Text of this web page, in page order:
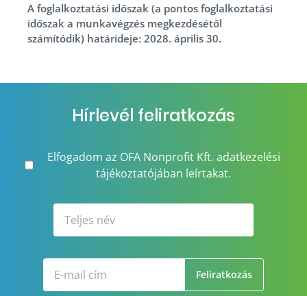
A foglalkoztatási időszak (a pontos foglalkoztatási
időszak a munkavégzés megkezdésétől
számítódik) határideje: 2028. április 30.
Hírlevél feliratkozás
Elfogadom az OFA Nonprofit Kft. adatkezelési
tájékoztatójában leírtakat.
Feliratkozás